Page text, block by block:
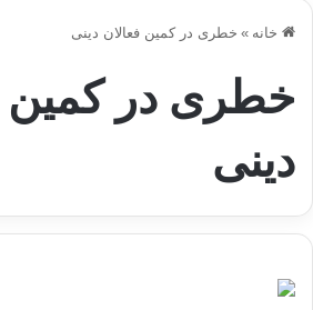
خانه » خطری در کمین فعالان دینی
خطری در کمین
دینی